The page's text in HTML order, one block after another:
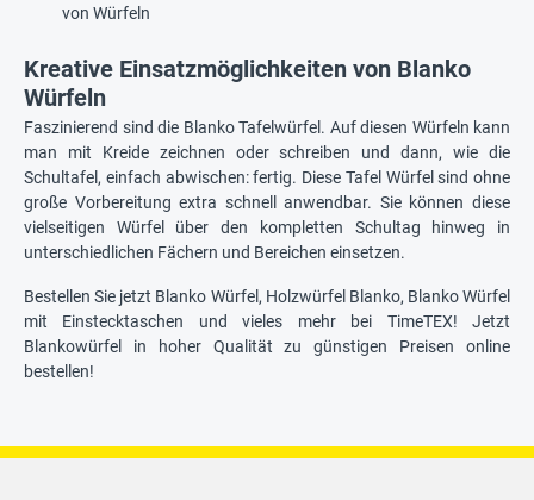
von Würfeln
Kreative Einsatzmöglichkeiten von Blanko
Würfeln
Faszinierend sind die Blanko Tafelwürfel. Auf diesen Würfeln kann
man mit Kreide zeichnen oder schreiben und dann, wie die
Schultafel, einfach abwischen: fertig. Diese Tafel Würfel sind ohne
große Vorbereitung extra schnell anwendbar. Sie können diese
vielseitigen Würfel über den kompletten Schultag hinweg in
unterschiedlichen Fächern und Bereichen einsetzen.
Bestellen Sie jetzt Blanko Würfel, Holzwürfel Blanko, Blanko Würfel
mit Einstecktaschen und vieles mehr bei TimeTEX! Jetzt
Blankowürfel in hoher Qualität zu günstigen Preisen online
bestellen!